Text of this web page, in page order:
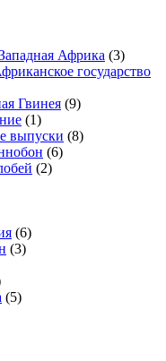
Африка (3)
государство
Гвинея (9)
(1)
выпуски (8)
(6)
(2)
(6)
(3)
(5)